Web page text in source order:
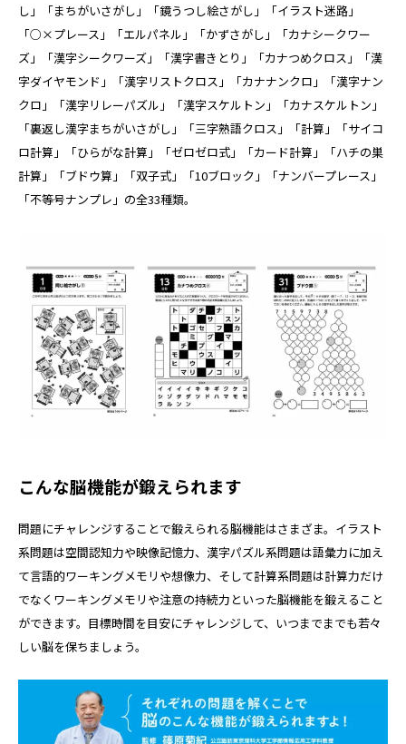
し」「まちがいさがし」「鏡うつし絵さがし」「イラスト迷路」
「○×プレース」「エルパネル」「かずさがし」「カナシークワー
ズ」「漢字シークワーズ」「漢字書きとり」「カナつめクロス」「漢
字ダイヤモンド」「漢字リストクロス」「カナナンクロ」「漢字ナン
クロ」「漢字リレーパズル」「漢字スケルトン」「カナスケルトン」
「裏返し漢字まちがいさがし」「三字熟語クロス」「計算」「サイコ
ロ計算」「ひらがな計算」「ゼロゼロ式」「カード計算」「ハチの巣
計算」「ブドウ算」「双子式」「10ブロック」「ナンバープレース」
「不等号ナンプレ」の全33種類。
こんな脳機能が鍛えられます
問題にチャレンジすることで鍛えられる脳機能はさまざま。イラスト
系問題は空間認知力や映像記憶力、漢字パズル系問題は語彙力に加え
て言語的ワーキングメモリや想像力、そして計算系問題は計算力だけ
でなくワーキングメモリや注意の持続力といった脳機能を鍛えること
ができます。目標時間を目安にチャレンジして、いつまでまでも若々
しい脳を保ちましょう。